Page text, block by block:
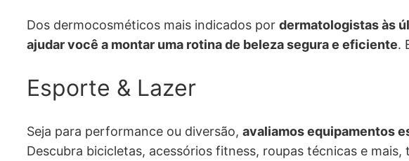
Dos dermocosméticos mais indicados por dermatologistas às
ajudar você a montar uma rotina de beleza segura e eficiente.
Esporte & Lazer
Seja para performance ou diversão, avaliamos equipamentos
Descubra bicicletas, acessórios fitness, roupas técnicas e